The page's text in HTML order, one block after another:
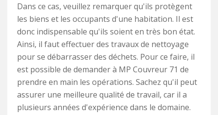
Dans ce cas, veuillez remarquer qu'ils protègent
les biens et les occupants d'une habitation. Il est
donc indispensable qu'ils soient en très bon état.
Ainsi, il faut effectuer des travaux de nettoyage
pour se débarrasser des déchets. Pour ce faire, il
est possible de demander à MP Couvreur 71 de
prendre en main les opérations. Sachez qu'il peut
assurer une meilleure qualité de travail, car il a
plusieurs années d'expérience dans le domaine.